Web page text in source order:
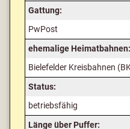
Gattung:
PwPost
ehemalige Heimatbahnen:
Bielefelder Kreisbahnen
Status:
betriebsfähig
Länge über Puffer: